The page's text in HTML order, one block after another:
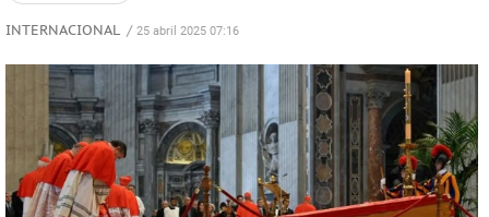
INTERNACIONAL / 25 abril 2025 07:16